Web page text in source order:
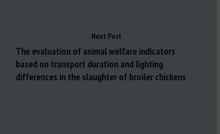
Next Post
The evaluation of animal welfare indicators
based on transport duration and lighting
differences in the slaughter of broiler chickens